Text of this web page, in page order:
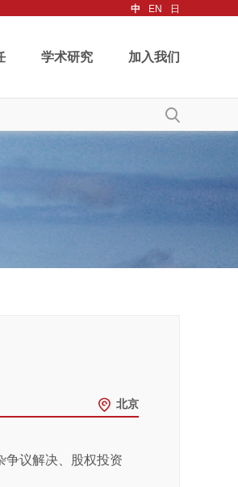
中 EN 日
学术研究 加入我们
北京
争议解决、股权投资